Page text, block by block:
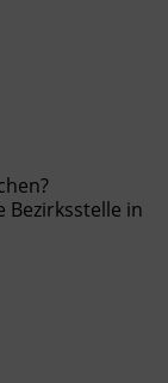
Bezirksstelle in